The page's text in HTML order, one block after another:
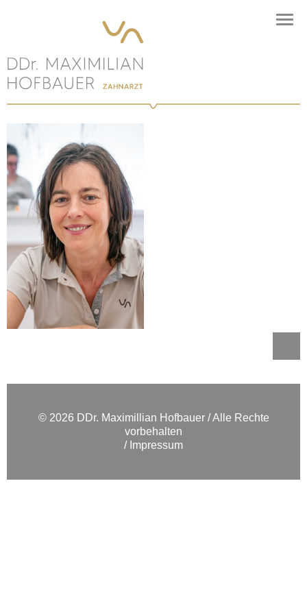
© 2026 DDr. Maximillian Hofbauer / Alle Rechte
vorbehalten
Impressum